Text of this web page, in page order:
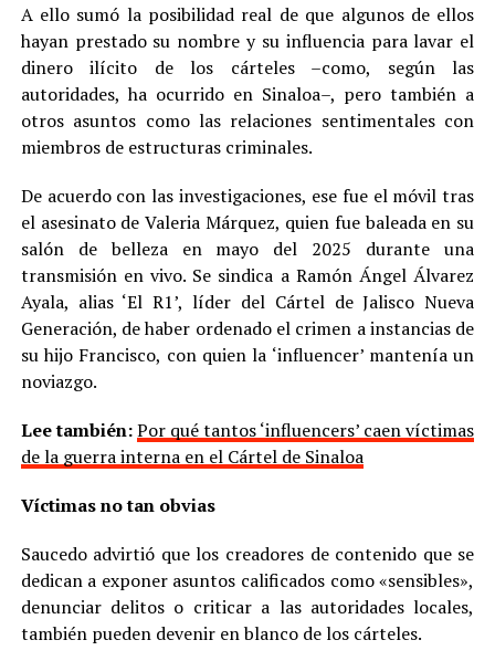
A ello sumó la posibilidad real de que algunos de ellos
hayan prestado su nombre y su influencia para lavar el
dinero ilícito de los cárteles –como, según las
autoridades, ha ocurrido en Sinaloa–, pero también a
otros asuntos como las relaciones sentimentales con
miembros de estructuras criminales.
De acuerdo con las investigaciones, ese fue el móvil tras
el asesinato de Valeria Márquez, quien fue baleada en su
salón de belleza en mayo del 2025 durante una
transmisión en vivo. Se sindica a Ramón Ángel Álvarez
Ayala, alias ‘El R1’, líder del Cártel de Jalisco Nueva
Generación, de haber ordenado el crimen a instancias de
su hijo Francisco, con quien la ‘influencer’ mantenía un
noviazgo.
Lee también:Por qué tantos ‘influencers’ caen víctimas
de la guerra interna en el Cártel de Sinaloa
Víctimas no tan obvias
Saucedo advirtió que los creadores de contenido que se
dedican a exponer asuntos calificados como «sensibles»,
denunciar delitos o criticar a las autoridades locales,
también pueden devenir en blanco de los cárteles.